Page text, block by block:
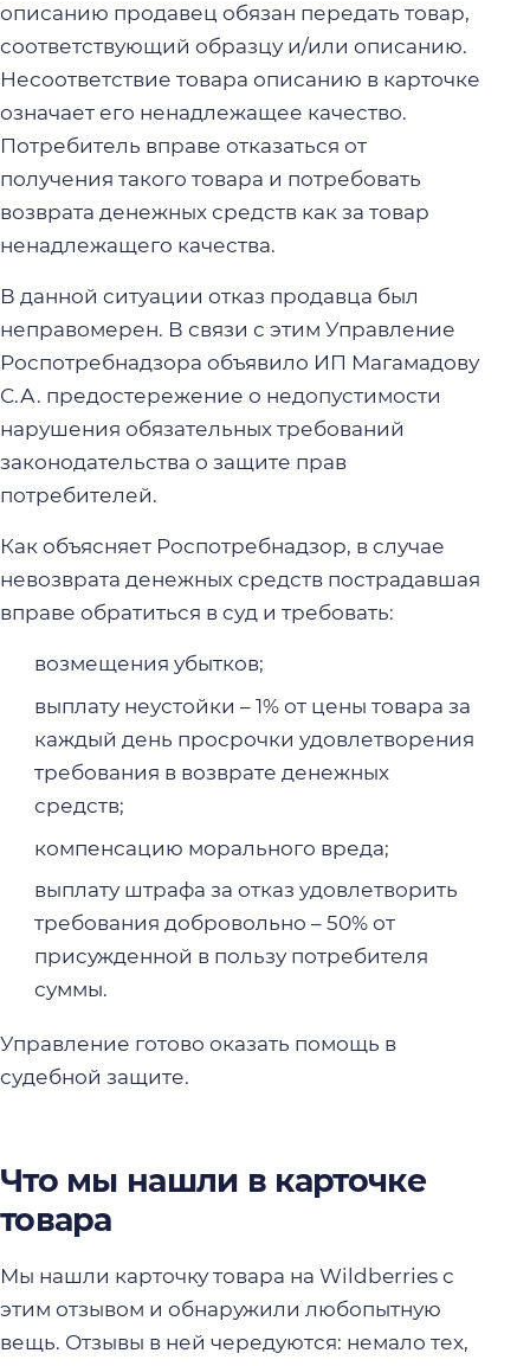
описанию продавец обязан передать товар,
соответствующий образцу и/или описанию.
Несоответствие товара описанию в карточке
означает его ненадлежащее качество.
Потребитель вправе отказаться от
получения такого товара и потребовать
возврата денежных средств как за товар
ненадлежащего качества.
В данной ситуации отказ продавца был
неправомерен. В связи с этим Управление
Роспотребнадзора объявило ИП Магамадову
С.А. предостережение о недопустимости
нарушения обязательных требований
законодательства о защите прав
потребителей.
Как объясняет Роспотребнадзор, в случае
невозврата денежных средств пострадавшая
вправе обратиться в суд и требовать:
возмещения убытков;
выплату неустойки – 1% от цены товара за
каждый день просрочки удовлетворения
требования в возврате денежных
средств;
компенсацию морального вреда;
выплату штрафа за отказ удовлетворить
требования добровольно – 50% от
присужденной в пользу потребителя
суммы.
Управление готово оказать помощь в
судебной защите.
Что мы нашли в карточке
товара
Мы нашли карточку товара на Wildberries с
этим отзывом и обнаружили любопытную
вещь. Отзывы в ней чередуются: немало тех,